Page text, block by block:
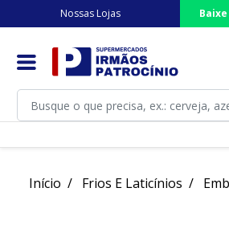
Nossas Lojas
Início Frios E Laticínios